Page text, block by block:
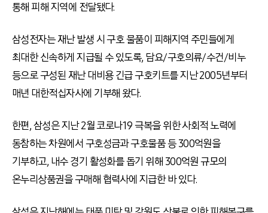
통해 피해 지역에 전달됐다.
삼성전자는 재난 발생 시 구호 물품이 피해지역 주민들에게
최대한 신속하게 지급될 수 있도록, 담요/구호의류/수건/비누
등으로 구성된 재난 대비용 긴급 구호키트를 지난 2005년부터
매년 대한적십자사에 기부해 왔다.
한편, 삼성은 지난 2월 코로나19 극복을 위한 사회적 노력에
동참하는 차원에서 구호성금과 구호물품 등 300억원을
기부하고, 내수 경기 활성화를 돕기 위해 300억원 규모의
온누리상품권을 구매해 협력사에 지급한 바 있다.